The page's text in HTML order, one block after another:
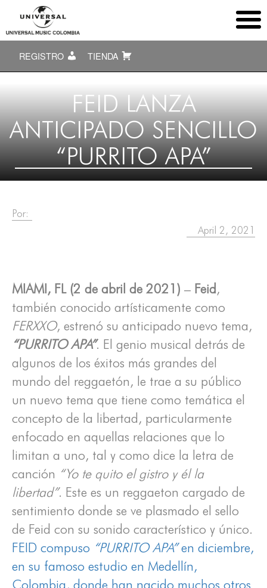
REGISTRO TIENDA
FEID LANZA
ANTICIPADO SENCILLO
“PURRITO APA”
Por:
April 2, 2021
MIAMI, FL (2 de abril de 2021) – Feid,
también conocido artísticamente como
FERXXO, estrenó su anticipado nuevo tema,
“PURRITO APA”. El genio musical detrás de
algunos de los éxitos más grandes del
mundo del reggaetón, le trae a su público
un nuevo tema que tiene como temática el
concepto de la libertad, particularmente
enfocado en aquellas relaciones que lo
limitan a uno, tal y como dice la letra de
canción “Yo te quito el gistro y él la
libertad”. Este es un reggaeton cargado de
sentimiento donde se ve plasmado el sello
de Feid con su sonido característico y único.
FEID compuso “PURRITO APA”en diciembre,
en su famoso estudio en Medellín,
Colombia, donde han nacido muchos otros